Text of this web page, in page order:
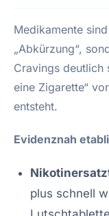
Medikamente
„Abkürzung“,
Cravings deutlich
eine Zigarette“
entsteht.
Evidenznah
plus schnell